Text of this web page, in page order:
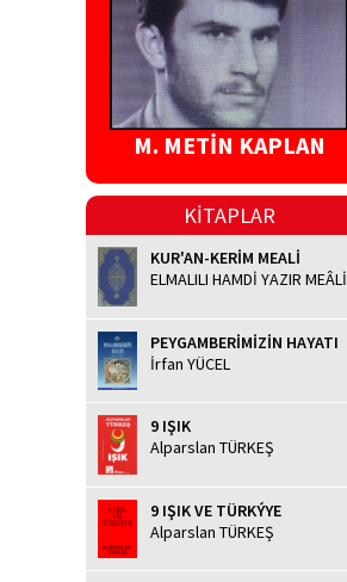
M. METİN KAPLAN
KİTAPLAR
KUR'AN-KERİM MEALİ
ELMALILI HAMDİ YAZIR MEÂLİ
PEYGAMBERİMİZİN HAYATI
İrfan YÜCEL
9 IŞIK
Alparslan TÜRKEŞ
9 IŞIK VE TÜRKÝYE
Alparslan TÜRKEŞ